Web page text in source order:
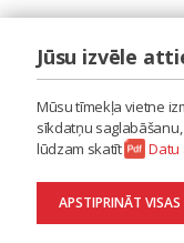
Jūsu izvēle
Mūsu tīmekļa vietne
sīkdatņu
lūdzam skatīt
Datu
APSTIPRINĀT VISAS